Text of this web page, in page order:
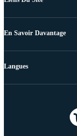
En Savoir Davantage
Langues